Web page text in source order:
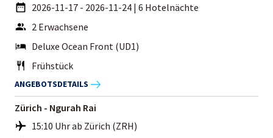
2026-11-17 - 2026-11-24 | 6 Hotelnächte
2 Erwachsene
Deluxe Ocean Front (UD1)
Frühstück
ANGEBOTSDETAILS
Zürich - Ngurah Rai
15:10 Uhr ab Zürich (ZRH)